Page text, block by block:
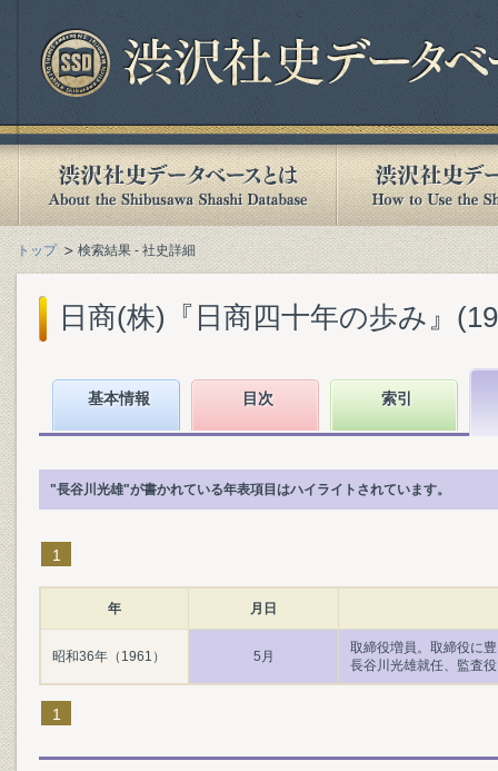
トップ 検索結果 - 社史詳細
日商(株)『日商四十年の歩み』
基本情報 目次 索引
"長谷川光雄"が書かれている年表項目はハイライトされています。
1
年 月日
昭和36年（1961） 5月
取締役増員。取締役に
長谷川光雄就任、監査
1